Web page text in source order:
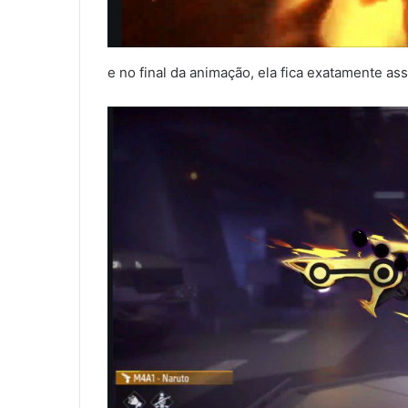
e no final da animação, ela fica exatamente